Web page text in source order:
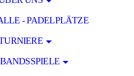
- PADELPLÄTZE